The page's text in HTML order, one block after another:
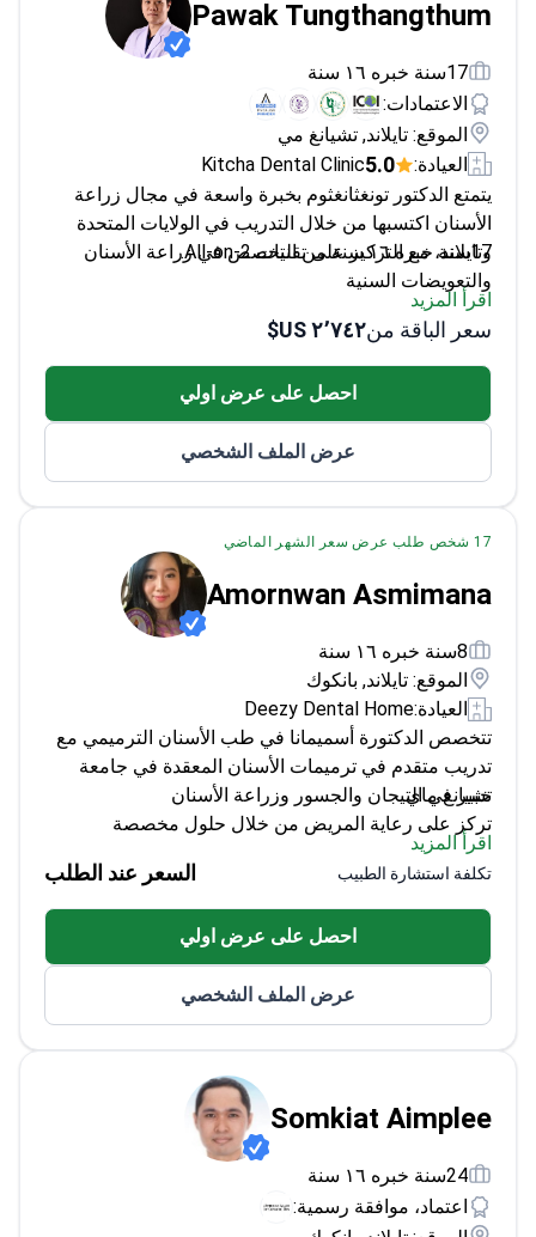
17سنة خبره ١٦ سنة
الاعتمادات:
الموقع: تايلاند, تشيانغ مي
العيادة:
5.0
Kitcha Dental Clinic
يتمتع الدكتور تونغثانغثوم بخبرة واسعة في مجال زراعة
الأسنان اكتسبها من خلال التدريب في الولايات المتحدة
وتايلاند، مع التركيز على تقنيات All-on-2.17سنة خبره ١٦ سنة من التخصص في زراعة الأسنان
والتعويضات السنية
تدرب في كلية طب الأسنان بجامعة لوس أنجلوس في
مجال زراعة الأسنان المتقدمة
عضو في الكونغرس الدولي لزراعة الأسنان
رئيس قسم طب الأسنان في مستشفى بانكوك شيانغ
ماي
يقوم بإجراء طب الأسنان الترميمي وزراعة الأسنان في
اقرأ المزيد
سعر الباقة من٢٬٧٤٢ US$
عرض الملف الشخصي
Amornwan Asmimana
8سنة خبره ١٦ سنة
العيادة:Deezy Dental Home
تتخصص الدكتورة أسميمانا في طب الأسنان الترميمي مع
تدريب متقدم في ترميمات الأسنان المعقدة في جامعة
تشيانغ ماي.
خبير في التيجان والجسور وزراعة الأسنان
تركز على رعاية المريض من خلال حلول مخصصة
تدربت في جامعة ماهيدول المرموقة لجراحة الأسنان
اقرأ المزيد
تكلفة استشارة الطبيب السعر عند الطلب
عرض الملف الشخصي
24سنة خبره ١٦ سنة
اعتماد، موافقة رسمية:
الموقع: تايلاند, بانكوك
العيادة:
5.0
Bangkok International Dental Center